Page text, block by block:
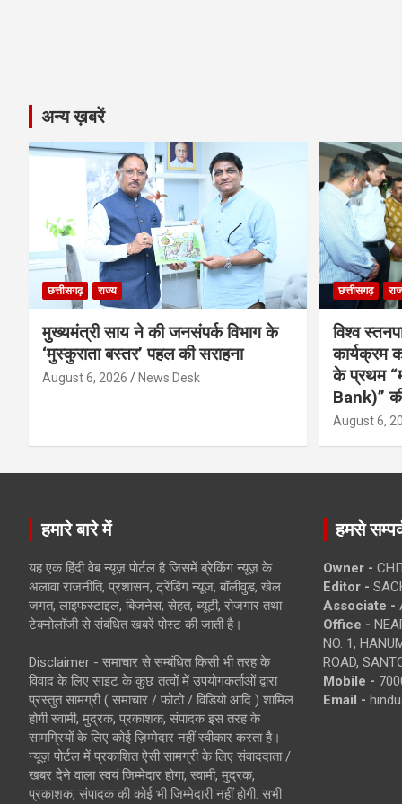
अन्य ख़बरें
छत्तीसगढ़ राज्य
मुख्यमंत्री साय ने की जनसंपर्क विभाग के
‘मुस्कुराता बस्तर’ पहल की सराहना
August 6, 2026 News Desk
छत्तीसगढ़
विश्व
कार्यक्रम
के प्रथम
Bank)”
August 6,
हमारे बारे में
यह एक हिंदी वेब न्यूज़ पोर्टल है जिसमें ब्रेकिंग न्यूज़ के
अलावा राजनीति, प्रशासन, ट्रेंडिंग न्यूज, बॉलीवुड, खेल
जगत, लाइफस्टाइल, बिजनेस, सेहत, ब्यूटी, रोजगार तथा
टेक्नोलॉजी से संबंधित खबरें पोस्ट की जाती है।
Disclaimer - समाचार से सम्बंधित किसी भी तरह के
विवाद के लिए साइट के कुछ तत्वों में उपयोगकर्ताओं द्वारा
प्रस्तुत सामग्री ( समाचार / फोटो / विडियो आदि ) शामिल
होगी स्वामी, मुद्रक, प्रकाशक, संपादक इस तरह के
सामग्रियों के लिए कोई ज़िम्मेदार नहीं स्वीकार करता है।
न्यूज़ पोर्टल में प्रकाशित ऐसी सामग्री के लिए संवाददाता /
खबर देने वाला स्वयं जिम्मेदार होगा, स्वामी, मुद्रक,
प्रकाशक, संपादक की कोई भी जिम्मेदारी नहीं होगी. सभी
हमसे
Owner -
Editor -
Associate -
Office -
NO. 1,
ROAD,
Mobile -
Email -